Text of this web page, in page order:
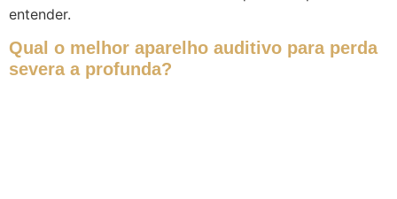
entender.
Qual o melhor aparelho auditivo para perda
severa a profunda?